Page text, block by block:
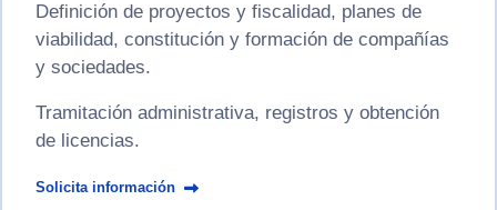
Definición de proyectos y fiscalidad, planes de
viabilidad, constitución y formación de compañías
y sociedades.
Tramitación administrativa, registros y obtención
de licencias.
Solicita información